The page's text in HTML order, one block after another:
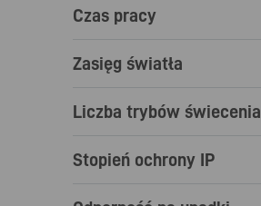
Czas pracy
Zasięg światła
Liczba trybów świecenia
Stopień ochrony IP